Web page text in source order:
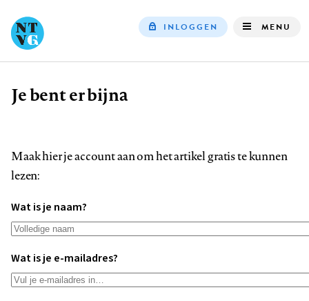
INLOGGEN MENU
Kruimelpad
Je bent er bijna
Maak hier je account aan om het artikel gratis te kunnen
lezen:
Wat is je naam?
Wat is je e-mailadres?